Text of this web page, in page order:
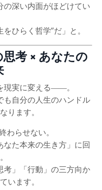
の深い内面がほどけてい
ひらく哲学”だ」と。
考 × あなたの
現実に変える――。
も自分の人生のハンドル
ります。
わらせない。
た本来の生き方」に回
考」「行動」の三方向か
います。